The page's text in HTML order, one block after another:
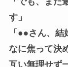
す」
「●●さん、
なに焦って決
互い無理せず